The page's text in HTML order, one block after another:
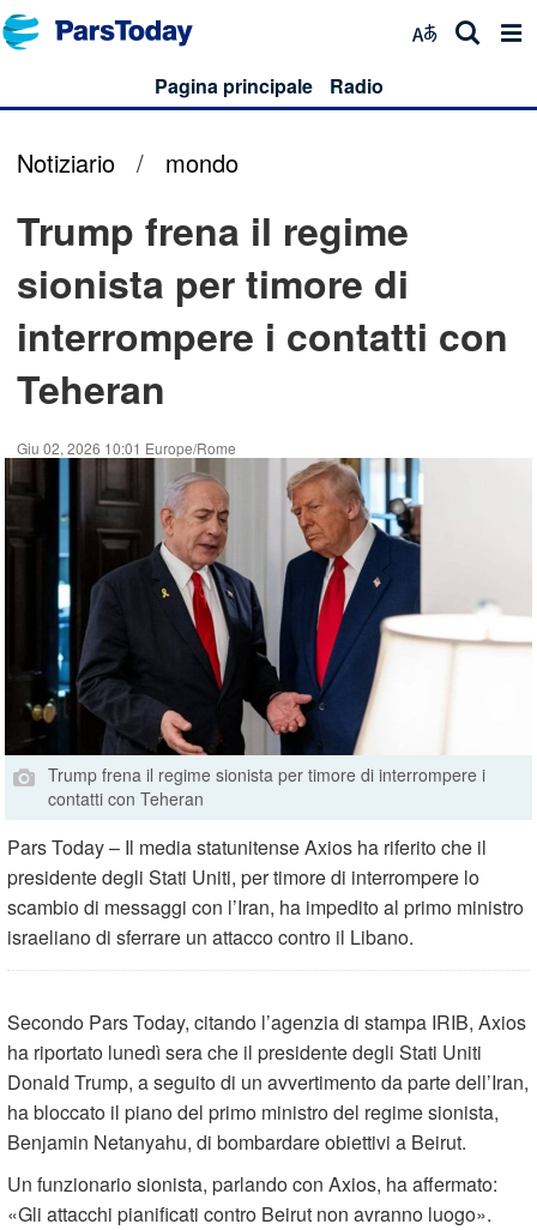
Pagina principale Radio
Notiziario / mondo
Trump frena il regime
sionista per timore di
interrompere i contatti con
Teheran
Giu 02, 2026 10:01 Europe/Rome
Trump frena il regime sionista per timore di interrompere i
contatti con Teheran
Pars Today – Il media statunitense Axios ha riferito che il
presidente degli Stati Uniti, per timore di interrompere lo
scambio di messaggi con l’Iran, ha impedito al primo ministro
israeliano di sferrare un attacco contro il Libano.
Secondo Pars Today, citando l’agenzia di stampa IRIB, Axios
ha riportato lunedì sera che il presidente degli Stati Uniti
Donald Trump, a seguito di un avvertimento da parte dell’Iran,
ha bloccato il piano del primo ministro del regime sionista,
Benjamin Netanyahu, di bombardare obiettivi a Beirut.
Un funzionario sionista, parlando con Axios, ha affermato:
«Gli attacchi pianificati contro Beirut non avranno luogo».